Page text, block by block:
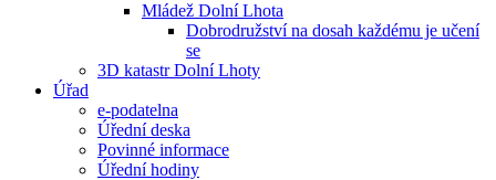
Mládež Dolní Lhota
Dobrodružství na dosah každému je učení
se
3D katastr Dolní Lhoty
Úřad
e-podatelna
Úřední deska
Povinné informace
Úřední hodiny